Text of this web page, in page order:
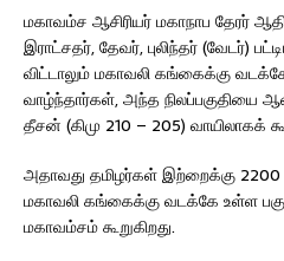
மகாவம்ச ஆசிரியர் மகாநாப தேரர்
இராட்சதர், தேவர், புலிந்தர் (வேடர்)
விட்டாலும் மகாவலி கங்கைக்கு
வாழ்ந்தார்கள், அந்த
தீசன் (கிமு 210 – 205) வாயிலாகக்
அதாவது தமிழர்கள் இற்றைக்கு
மகாவலி கங்கைக்கு வடக்கே உள்ள
மகாவம்சம் கூறுகிறது.